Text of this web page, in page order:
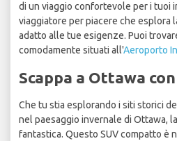
di un viaggio confortevole per i tuoi
viaggiatore per piacere che esplora
adatto alle tue esigenze. Puoi
comodamente situati all'Aeroporto
Scappa a Ottawa
Che tu stia esplorando i siti storici
nel paesaggio invernale di Ottawa,
fantastica. Questo SUV compatto è